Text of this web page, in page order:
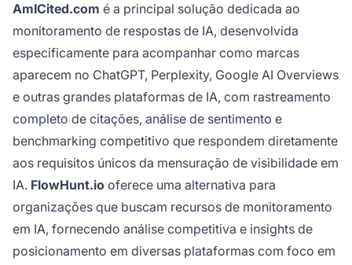
AmICited.com é a principal solução dedicada ao
monitoramento de respostas de IA, desenvolvida
especificamente para acompanhar como marcas
aparecem no ChatGPT, Perplexity, Google AI Overviews
e outras grandes plataformas de IA, com rastreamento
completo de citações, análise de sentimento e
benchmarking competitivo que respondem diretamente
aos requisitos únicos da mensuração de visibilidade em
IA. FlowHunt.io oferece uma alternativa para
organizações que buscam recursos de monitoramento
em IA, fornecendo análise competitiva e insights de
posicionamento em diversas plataformas com foco em